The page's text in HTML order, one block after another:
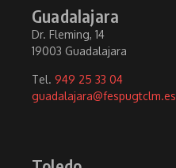
Guadalajara
Dr. Fleming, 14
19003 Guadalajara
Tel. 949 25 33 04
guadalajara@fespugtclm.es